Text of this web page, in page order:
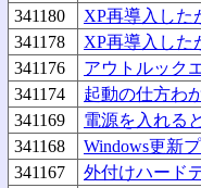
341180
XP再導入した
341178
XP再導入した
341176
アウトルック
341174
起動の仕方わ
341169
電源を入れる
341168
Windows更新
341167
外付けハード